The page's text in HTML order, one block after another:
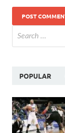
POPULAR